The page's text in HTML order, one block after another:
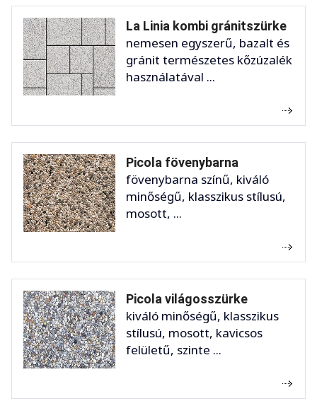
La Linia kombi gránitszürke
nemesen egyszerű, bazalt és
gránit természetes kőzúzalék
használatával ...
Picola fövenybarna
fövenybarna színű, kiváló
minőségű, klasszikus stílusú,
mosott, ...
Picola világosszürke
kiváló minőségű, klasszikus
stílusú, mosott, kavicsos
felületű, szinte ...